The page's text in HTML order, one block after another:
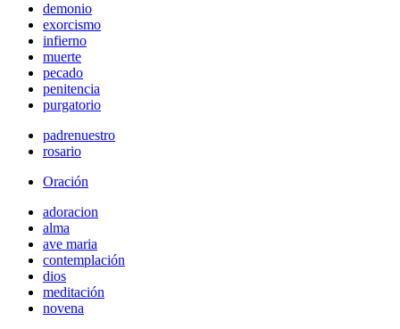
demonio
exorcismo
infierno
muerte
pecado
penitencia
purgatorio
padrenuestro
rosario
Oración
adoracion
alma
ave maria
contemplación
dios
meditación
novena